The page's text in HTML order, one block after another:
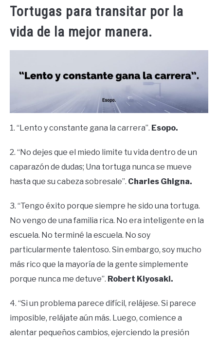
Tortugas para transitar por la
vida de la mejor manera.
1. “Lento y constante gana la carrera”. Esopo.
2. “No dejes que el miedo limite tu vida dentro de un
caparazón de dudas; Una tortuga nunca se mueve
hasta que su cabeza sobresale”. Charles Ghigna.
3. “Tengo éxito porque siempre he sido una tortuga.
No vengo de una familia rica. No era inteligente en la
escuela. No terminé la escuela. No soy
particularmente talentoso. Sin embargo, soy mucho
más rico que la mayoría de la gente simplemente
porque nunca me detuve”. Robert Kiyosaki.
4. “Si un problema parece difícil, relájese. Si parece
imposible, relájate aún más. Luego, comience a
alentar pequeños cambios, ejerciendo la presión